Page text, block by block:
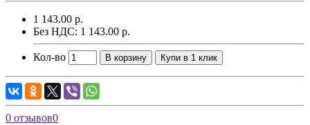
1 143.00 р.
Без НДС: 1 143.00 р.
Кол-во В корзину Купи в 1 клик
0 отзывов0